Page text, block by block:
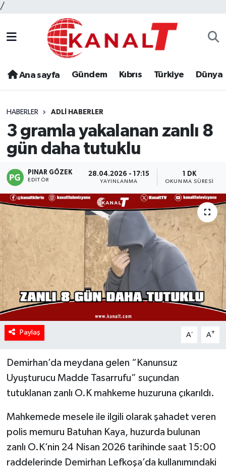
/
Ana sayfa Gündem Kıbrıs Türkiye Dünya
HABERLER ADLI HABERLER
3 gramla yakalanan zanlı 8
gün daha tutuklu
PINAR GÖZEK
EDITÖR
28.04.2026 - 17:15
YAYINLANMA
1 DK
OKUNMA SÜRESI
Paylaş A- A+
Demirhan’da meydana gelen “Kanunsuz
Uyuşturucu Madde Tasarrufu” suçundan
tutuklanan zanlı O.K mahkeme huzuruna çıkarıldı.
Mahkemede mesele ile ilgili olarak şahadet veren
polis memuru Batuhan Kaya, huzurda bulunan
zanlı O.K’nin 24 Nisan 2026 tarihinde saat 15:00
raddelerinde Demirhan Lefkoşa’da kullanımındaki